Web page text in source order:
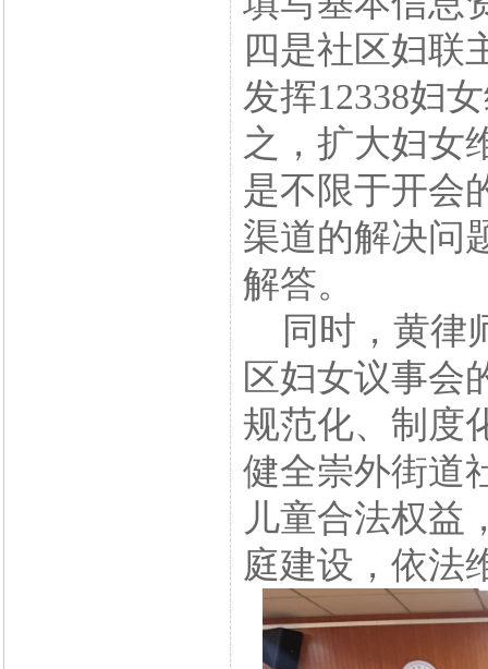
四是社区妇联
发挥12338妇
之，扩大妇女
是不限于开会
渠道的解决问
解答。
同时，黄律
区妇女议事会
规范化、制度
健全崇外街道
儿童合法权益
庭建设，依法